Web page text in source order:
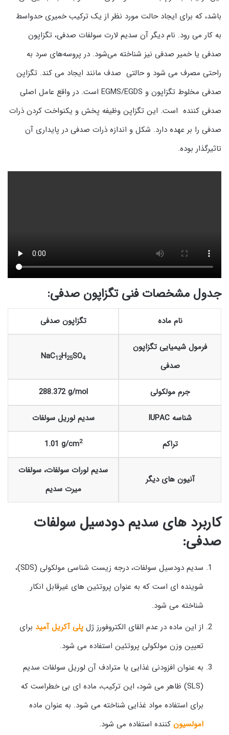
باشد، که برای ایجاد حالت مورد نظر از یک ترکیب خمیری حدواسط
به کار می رود. نام دیگر آن سدیم لارت سولفات صدفی، تگزاپون
صدفی یا خمیر صدفی نیز شناخته می‌شود. در پروسه‌های سرد به
راحتی مصرف می شود و حالتی صدف مانند ایجاد می کند. تگزاپن
صدفی مخلوط تگزاپون و EGMS/EGDS است. در واقع عامل اصلی
صدفی کننده است. این تگزاپن وظیفه پخش و یکنواخت کردن ذرات
صدفی را بر عهده دارد. شکل و اندازه ذرات صدفی در پایداری آن
تاثیرگذار بوده.
جدول مشخصات فنی تگزاپون صدفی:
نام ماده تگزاپون صدفی
فرمول شیمیایی تگزاپون
صدفی
NaC12H25SO4
جرم مولکولی 288.372 g/mol
شناسه IUPAC سدیم لوریل سولفات
تراکم 1.01 g/cm2
آنیون های دیگر
سدیم لورات سولفات، سولفات
میرت سدیم
کاربرد های سدیم دودسیل سولفات
صدفی:
سدیم دودسیل سولفات، درجه زیست شناسی مولکولی (SDS)،
شوینده ای است که به عنوان پروتئین های غیرقابل انکار
شناخته می شود.
از این ماده در عدم القای الکتروفورز ژل پلی آکریل آمید برای
تعیین وزن مولکولی پروتئین استفاده می شود.
به عنوان افزودنی غذایی یا مترادف آن لوریل سولفات سدیم
(SLS) ظاهر می شود، این ترکیب، ماده ای بی خطراست که
برای استفاده مواد غذایی شناخته می شود. به عنوان ماده
امولسیون کننده استفاده می شود.